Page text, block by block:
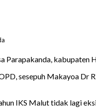
kabupaten
sesepuh Makayoa Dr
IKS Malut tidak lagi